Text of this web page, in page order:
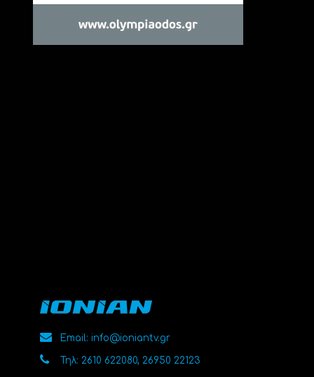
Email: info@ioniantv.gr
Τηλ: 2610 622080, 26950 22123